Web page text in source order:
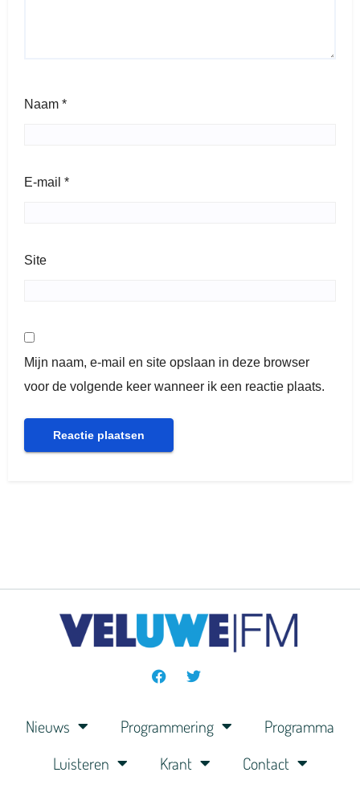
Naam *
E-mail *
Site
Mijn naam, e-mail en site opslaan in deze browser
voor de volgende keer wanneer ik een reactie plaats.
Nieuws Programmering
Programma
Luisteren
Krant Contact